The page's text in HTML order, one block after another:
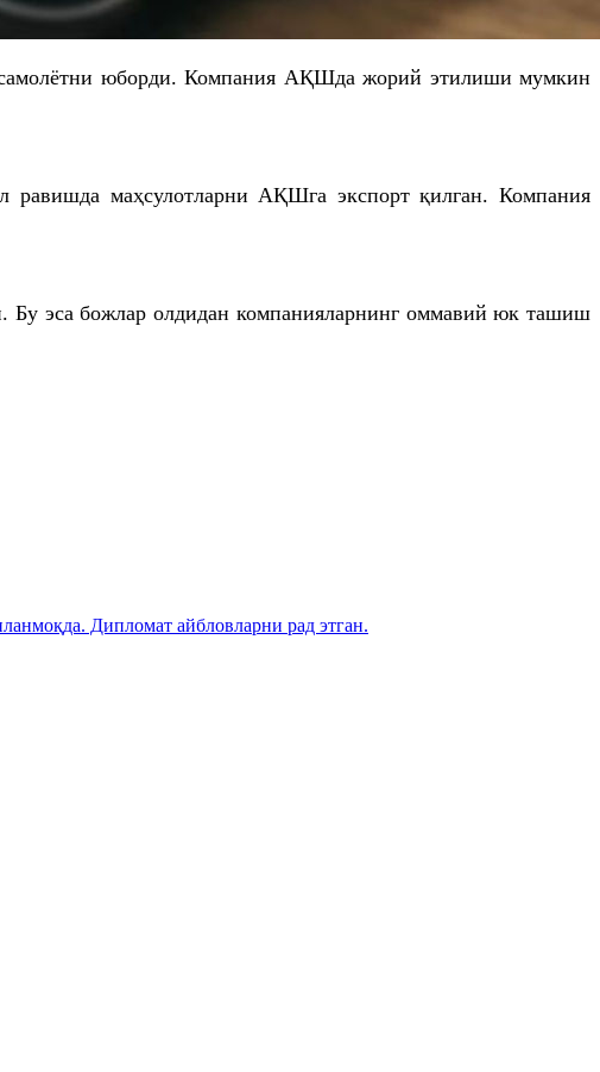
юборди. Компания АҚШда жорий этилиши мумкин
равишда маҳсулотларни АҚШга экспорт қилган. Компания
эса божлар олдидан компанияларнинг оммавий юк ташиш
Дипломат айбловларни рад этган.